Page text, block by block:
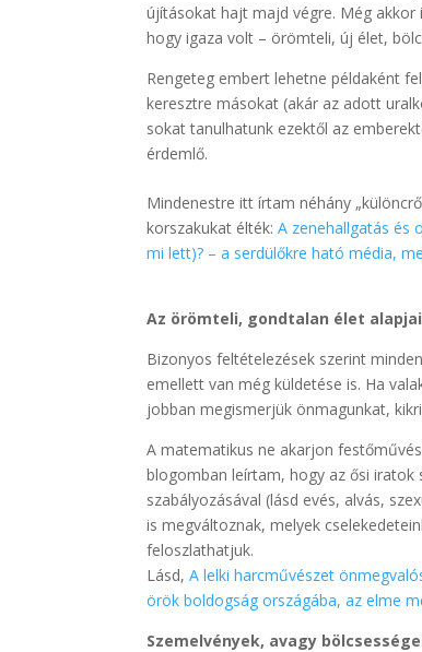
újításokat hajt majd végre. Még
hogy igaza volt – örömteli, új élet,
Rengeteg embert lehetne példaként
keresztre másokat (akár az adott
sokat tanulhatunk ezektől az
érdemlő.
Mindenestre itt írtam néhány
korszakukat élték:A zenehallgatás és
mi lett)? – a serdülőkre ható média,
Az örömteli, gondtalan élet alapjai
Bizonyos feltételezések szerint
emellett van még küldetése is. Ha
jobban megismerjük önmagunkat,
A matematikus ne akarjon
blogomban leírtam, hogy az ősi iratok
szabályozásával (lásd evés, alvás,
is megváltoznak, melyek
feloszlathatjuk.
Lásd,A lelki harcművészet
örök boldogság országába, az elme
Szemelvények, avagy